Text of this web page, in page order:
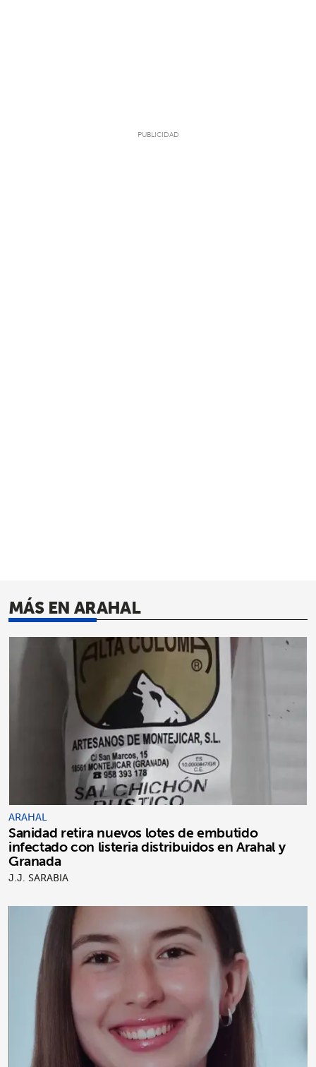
MÁS EN ARAHAL
ARAHAL
Sanidad retira nuevos lotes de embutido
infectado con listeria distribuidos en Arahal y
Granada
J.J. SARABIA